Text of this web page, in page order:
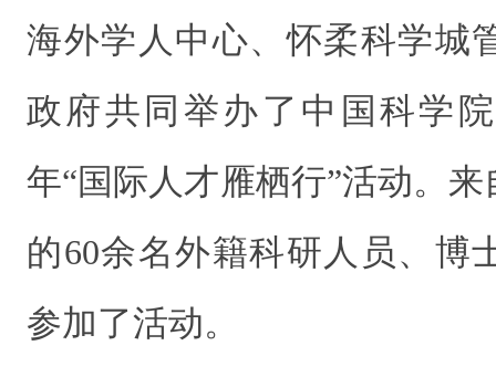
海外学人中心、怀柔科学城
政府共同举办了中国科学
年“国际人才雁栖行”活动‌。
的60余名外籍科研人员、博
参加了活动。